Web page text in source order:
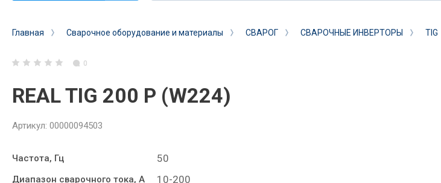
Главная Сварочное оборудование и материалы СВАРОГ СВАРОЧНЫЕ ИНВЕРТОРЫ TIG
0
REAL TIG 200 P (W224)
Артикул: 00000094503
Частота, Гц 50
Диапазон сварочного тока, А 10-200